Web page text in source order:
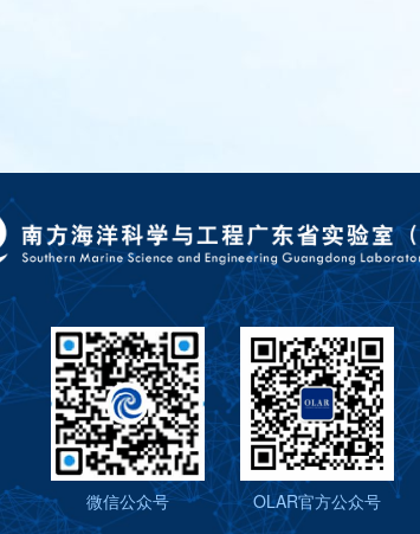
微信公众号 OLAR官方公众号